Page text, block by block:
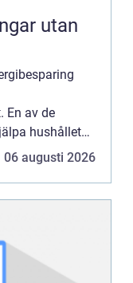
utan
En av de
hushållet
är installation
06 augusti 2026